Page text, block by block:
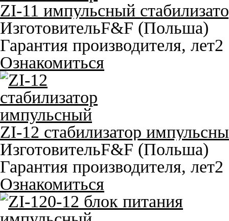
ZI-11 импульсный
ИзготовительF&F (Польша)
Гарантия производителя, лет2
Ознакомиться
ZI-12 стабилизатор
ИзготовительF&F (Польша)
Гарантия производителя, лет2
Ознакомиться